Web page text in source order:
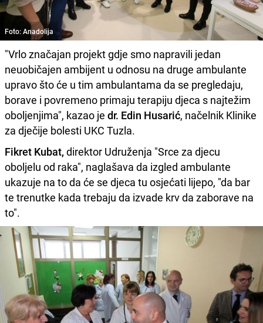
Foto: Anadolija
"Vrlo značajan projekt gdje smo napravili jedan
neuobičajen ambijent u odnosu na druge ambulante
upravo što će u tim ambulantama da se pregledaju,
borave i povremeno primaju terapiju djeca s najtežim
oboljenjima", kazao je dr. Edin Husarić, načelnik Klinike
za dječije bolesti UKC Tuzla.
Fikret Kubat, direktor Udruženja "Srce za djecu
oboljelu od raka", naglašava da izgled ambulante
ukazuje na to da će se djeca tu osjećati lijepo, "da bar
te trenutke kada trebaju da izvade krv da zaborave na
to".